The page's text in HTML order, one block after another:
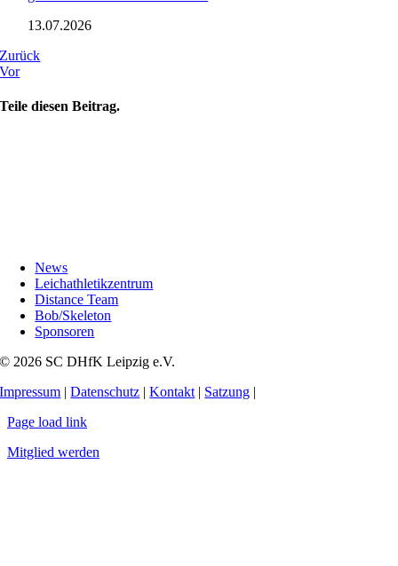
13.07.2026
Zurück
Vor
Teile diesen Beitrag.
News
Leichathletikzentrum
Distance Team
Bob/Skeleton
Sponsoren
© 2026 SC DHfK Leipzig e.V.
Impressum |Datenschutz |Kontakt | Satzung |
Page load link
Mitglied werden